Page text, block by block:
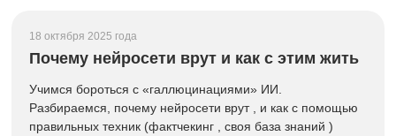
18 октября 2025 года
Почему нейросети врут и как с этим жить
Учимся бороться с «галлюцинациями» ИИ.
Разбираемся, почему нейросети врут , и как с помощью
правильных техник (фактчекинг , своя база знаний )